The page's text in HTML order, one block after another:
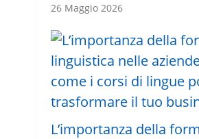
26 Maggio 2026
L’importanza della